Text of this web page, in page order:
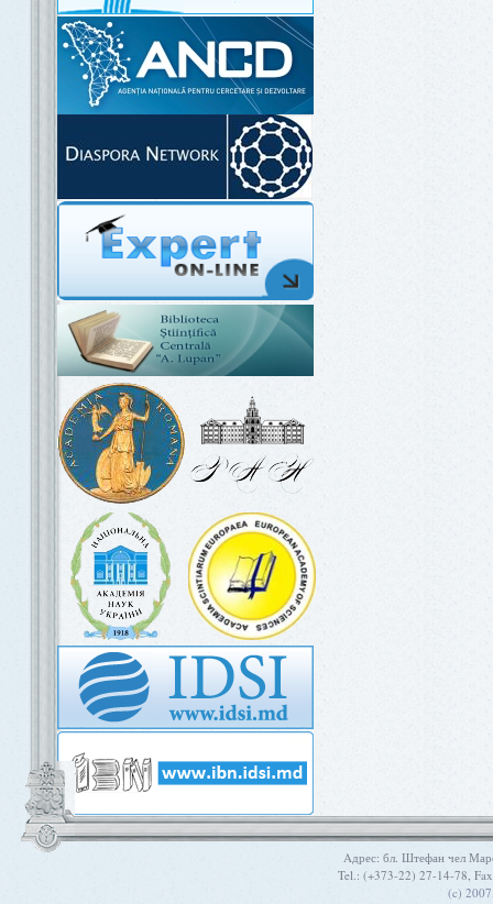
Aдрес: бл. Штефан чел
Tel.: (+373-22) 27-14-78,
(c)